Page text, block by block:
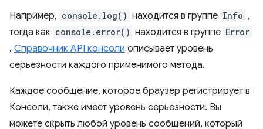
Например, console.log() находится в группе Info ,
тогда как console.error() находится в группе Error
. Справочник API консоли описывает уровень
серьезности каждого применимого метода.
Каждое сообщение, которое браузер регистрирует в
Консоли, также имеет уровень серьезности. Вы
можете скрыть любой уровень сообщений, который